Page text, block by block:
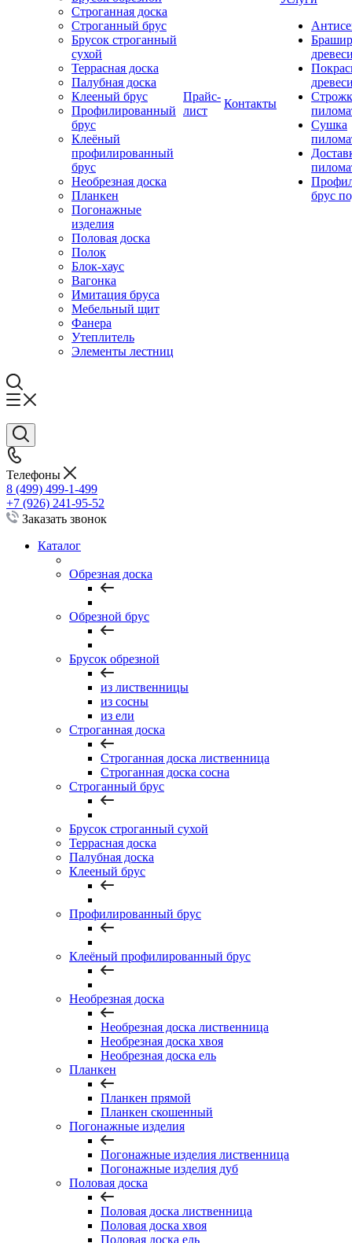
Строганная доска
Строганный брус
Брусок строганный
сухой
Террасная доска
Палубная доска
Клееный брус
Профилированный
брус
Клеёный
профилированный
брус
Необрезная доска
Планкен
Погонажные
изделия
Половая доска
Полок
Блок-хаус
Вагонка
Имитация бруса
Мебельный щит
Фанера
Утеплитель
Элементы лестниц
Прайс-
лист
Контакты
Сушка
брус
Телефоны
8 (499) 499-1-499
+7 (926) 241-95-52
Заказать звонок
Каталог
Обрезная доска
Обрезной брус
Брусок обрезной
из лиственницы
из сосны
из ели
Строганная доска
Строганная доска лиственница
Строганная доска сосна
Строганный брус
Брусок строганный сухой
Террасная доска
Палубная доска
Клееный брус
Профилированный брус
Клеёный профилированный брус
Необрезная доска
Необрезная доска лиственница
Необрезная доска хвоя
Необрезная доска ель
Планкен
Планкен прямой
Планкен скошенный
Погонажные изделия
Погонажные изделия лиственница
Погонажные изделия дуб
Половая доска
Половая доска лиственница
Половая доска хвоя
Половая доска ель